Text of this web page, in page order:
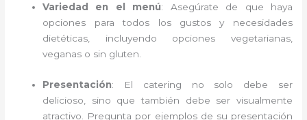
Variedad en el menú: Asegúrate de que haya
opciones para todos los gustos y necesidades
dietéticas, incluyendo opciones vegetarianas,
veganas o sin gluten.
Presentación: El catering no solo debe ser
delicioso, sino que también debe ser visualmente
atractivo. Pregunta por ejemplos de su presentación